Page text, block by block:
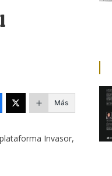
Más
Invasor,